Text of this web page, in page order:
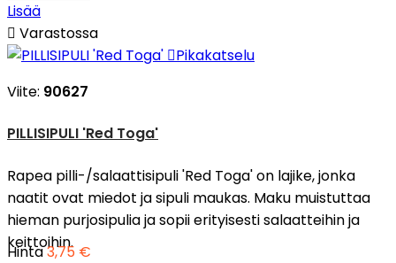
Lisää
 Varastossa
Pikakatselu
Viite: 90627
PILLISIPULI 'Red Toga'
Rapea pilli-/salaattisipuli 'Red Toga' on lajike, jonka
naatit ovat miedot ja sipuli maukas. Maku muistuttaa
hieman purjosipulia ja sopii erityisesti salaatteihin ja
keittoihin.
Hinta3,75 €